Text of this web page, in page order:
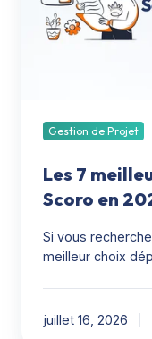
Scoro
Gestion de Projet
Les 7
Scoro en
Si vous
meilleur choix
juillet 16, 2026